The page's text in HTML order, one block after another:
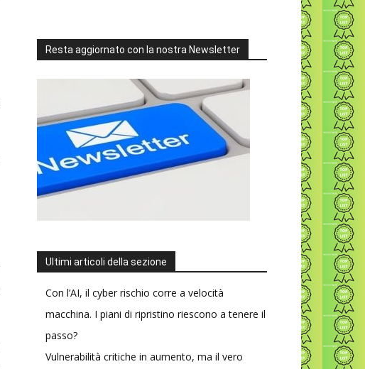
Resta aggiornato con la nostra Newsletter
Ultimi articoli della sezione
Con l’AI, il cyber rischio corre a velocità
macchina. I piani di ripristino riescono a tenere il
passo?
Vulnerabilità critiche in aumento, ma il vero